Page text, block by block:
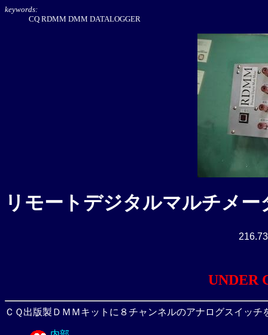
keywords:
CQ RDMM DMM DATALOGGER
リモートデジタルマルチメー
UNDER
ＣＱ出版製ＤＭＭキットに８チャンネルのアナログスイッ